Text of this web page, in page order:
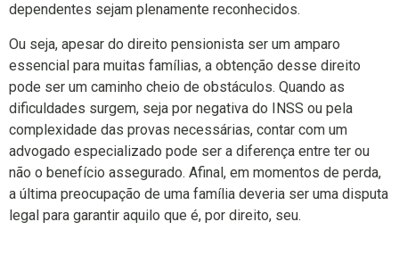
dependentes sejam plenamente reconhecidos.
Ou seja, apesar do direito pensionista ser um amparo
essencial para muitas famílias, a obtenção desse direito
pode ser um caminho cheio de obstáculos. Quando as
dificuldades surgem, seja por negativa do INSS ou pela
complexidade das provas necessárias, contar com um
advogado especializado pode ser a diferença entre ter ou
não o benefício assegurado. Afinal, em momentos de perda,
a última preocupação de uma família deveria ser uma disputa
legal para garantir aquilo que é, por direito, seu.